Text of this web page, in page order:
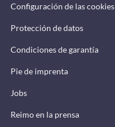
Configuración de las cookies
Protección de datos
Condiciones de garantía
Pie de imprenta
Jobs
Reimo en la prensa